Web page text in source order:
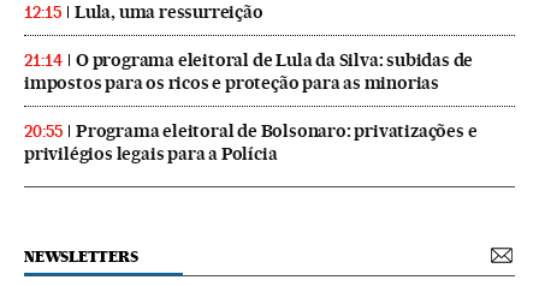
12:15 Lula, uma ressurreição
21:14
O programa eleitoral de Lula da Silva: subidas de
impostos para os ricos e proteção para as minorias
20:55
Programa eleitoral de Bolsonaro: privatizações e
privilégios legais para a Polícia
NEWSLETTERS